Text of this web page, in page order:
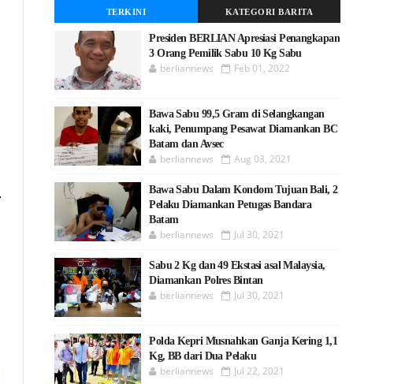
TERKINI KATEGORI BARITA
Presiden BERLIAN Apresiasi Penangkapan
3 Orang Pemilik Sabu 10 Kg Sabu
berliannews Feb 01, 2022
Bawa Sabu 99,5 Gram di Selangkangan
kaki, Penumpang Pesawat Diamankan BC
Batam dan Avsec
berliannews Aug 03, 2021
Bawa Sabu Dalam Kondom Tujuan Bali, 2
Pelaku Diamankan Petugas Bandara
Batam
berliannews Jul 30, 2021
Sabu 2 Kg dan 49 Ekstasi asal Malaysia,
Diamankan Polres Bintan
berliannews Jul 30, 2021
Polda Kepri Musnahkan Ganja Kering 1,1
Kg, BB dari Dua Pelaku
berliannews Jul 22, 2021